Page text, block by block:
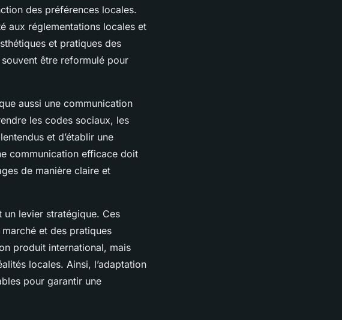
des préférences locales.
aux réglementations locales et
et pratiques des
être reformulé pour
aussi une communication
les codes sociaux, les
et d’établir une
communication efficace doit
de manière claire et
un levier stratégique. Ces
et des pratiques
produit international, mais
locales. Ainsi, l’adaptation
pour garantir une